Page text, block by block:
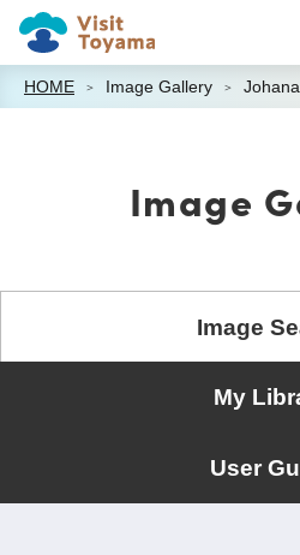
HOME Image Gallery
Image
Image
My
User